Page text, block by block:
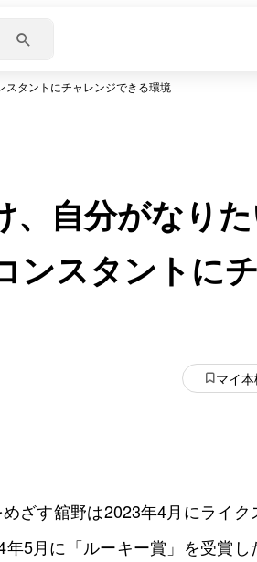
タントにチャレンジできる環境
、自分がなり
ンスタントに
マイ本
ざす舘野は2023年4月にライ
5月に「ルーキー賞」を受賞